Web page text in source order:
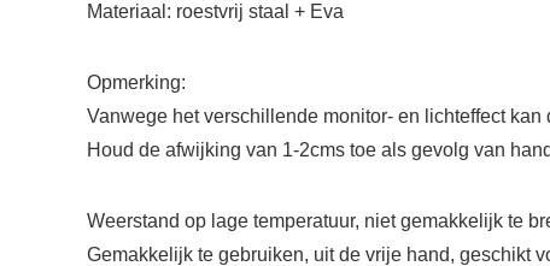
Materiaal: roestvrij staal + Eva
Opmerking:
Vanwege het verschillende monitor- en lichteffect
Houd de afwijking van 1-2cms toe als gevolg van
Weerstand op lage temperatuur, niet gemakkelijk te
Gemakkelijk te gebruiken, uit de vrije hand, geschikt